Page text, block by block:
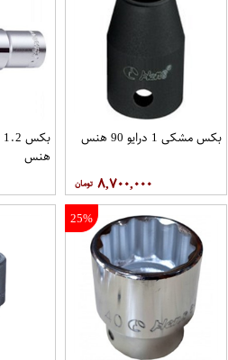
بکس مشکی 1 درایو 90 هنس
۸,۷۰۰,۰۰۰
هنس
25%